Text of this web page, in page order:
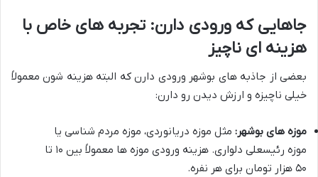
جاهایی که ورودی دارن: تجربه های خاص با
هزینه ای ناچیز
بعضی از جاذبه های بوشهر ورودی دارن که البته هزینه شون معمولاً
خیلی ناچیزه و ارزش دیدن رو دارن:
موزه های بوشهر: مثل موزه دریانوردی، موزه مردم شناسی یا
موزه رئیسعلی دلواری. هزینه ورودی موزه ها معمولاً بین ۱۰ تا
۵۰ هزار تومان برای هر نفره.